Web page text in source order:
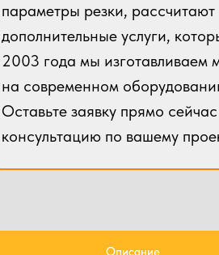
14
16
параметры резки,
дополнительные услуги,
2003 года мы изготавливаем
на современном
Оставьте заявку прямо
консультацию по вашему
Описание